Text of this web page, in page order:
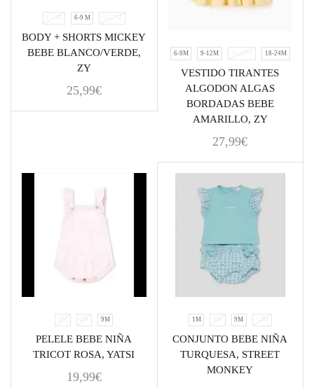
1-3 M 6-9 M 9-12 M
BODY + SHORTS MICKEY
BEBE BLANCO/VERDE,
ZY
25,99€
6-9M 9-12M 12-18M 18-24M
VESTIDO TIRANTES
ALGODON ALGAS
BORDADAS BEBE
AMARILLO, ZY
27,99€
3M 6M 9M
PELELE BEBE NIÑA
TRICOT ROSA, YATSI
19,99€
1M 6M 9M 12M
CONJUNTO BEBE NIÑA
TURQUESA, STREET
MONKEY